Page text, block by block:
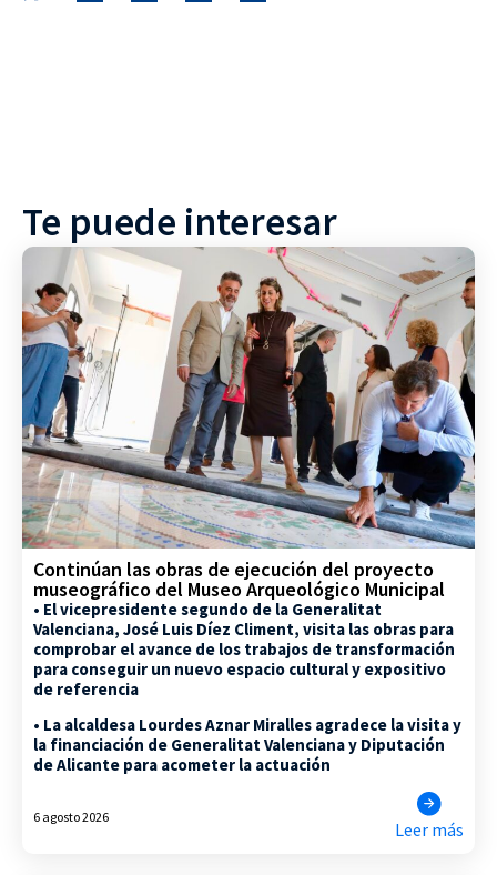
Te puede interesar
Continúan las obras de ejecución del proyecto
museográfico del Museo Arqueológico Municipal
• El vicepresidente segundo de la Generalitat
Valenciana, José Luis Díez Climent, visita las obras para
comprobar el avance de los trabajos de transformación
para conseguir un nuevo espacio cultural y expositivo
de referencia
• La alcaldesa Lourdes Aznar Miralles agradece la visita y
la financiación de Generalitat Valenciana y Diputación
de Alicante para acometer la actuación
6 agosto 2026
Leer más